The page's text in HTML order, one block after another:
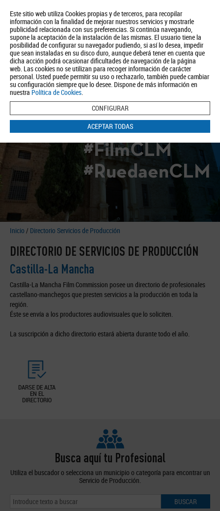
Este sitio web utiliza Cookies propias y de terceros, para recopilar
información con la finalidad de mejorar nuestros servicios y mostrarle
publicidad relacionada con sus preferencias. Si continúa navegando,
supone la aceptación de la instalación de las mismas. El usuario tiene la
posibilidad de configurar su navegador pudiendo, si así lo desea, impedir
que sean instaladas en su disco duro, aunque deberá tener en cuenta que
dicha acción podrá ocasionar dificultades de navegación de la página
web. Las cookies no se utilizan para recoger información de carácter
personal. Usted puede permitir su uso o rechazarlo, también puede cambiar
su configuración siempre que lo desee. Dispone de más información en
nuestra Política de Cookies.
CONFIGURAR
ACEPTAR TODAS
Quiénes somos Turismo Política de Privacidad Aviso Legal
Política de Cookies
BUSCAR
#FilmCLM
#RuedaenCLM
Inicio / Directorio Servicios de Producción
DIRECTORIO DE SERVICIOS DE PRODUCCIÓN
Castilla-La Mancha
Castilla-La Mancha Film Commission posee un directorio de profesionales
castellano-manchegos que presten servicios a la producción en toda la
región.
Éste se envía a los productores audiovisuales que lo soliciten.
La suscripción a dicho directorio estará abierta durante todo el año.
DARSE DE ALTA
EN EL
DIRECTORIO
Busca aquí tu Profesional
Utiliza el buscador o selecciona un municipio o categoría para encontrar un
Servicio de Producción.
BUSCAR